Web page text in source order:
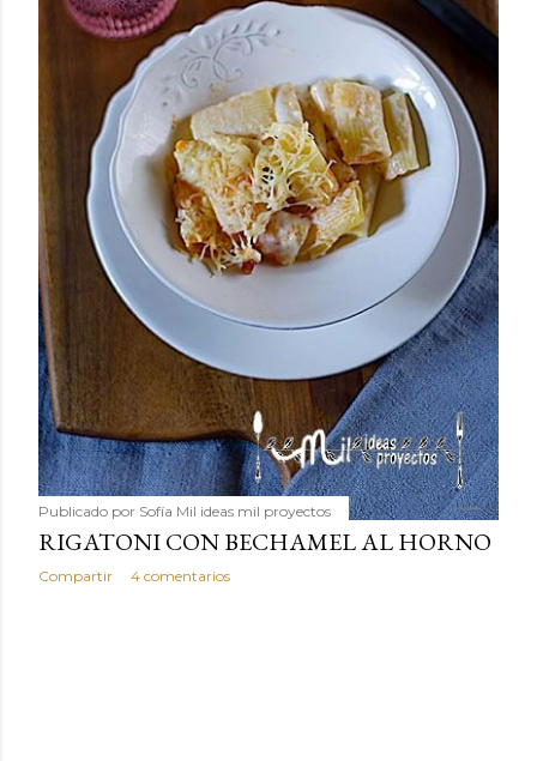
Publicado por Sofía Mil ideas mil proyectos
RIGATONI CON BECHAMEL AL HORNO
Compartir 4 comentarios